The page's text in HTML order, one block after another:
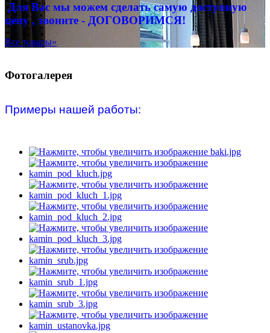
Для Вас мы можем сделать самую доступную
цену , звоните - ДОГОВОРИМСЯ!
Все товары»
Фотогалерея
Примеры нашей работы: